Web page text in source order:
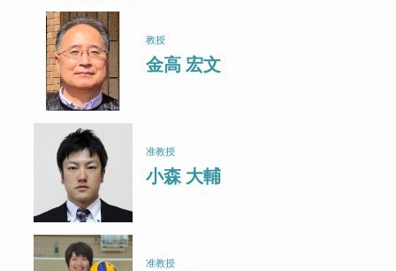
金高 宏文
教授
小森 大輔
准教授
准教授